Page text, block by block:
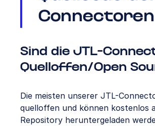
Connectoren
Sind die JTL-
Quelloffen/Open
Die meisten unserer JTL-
quelloffen und können kostenlos
Repository heruntergeladen